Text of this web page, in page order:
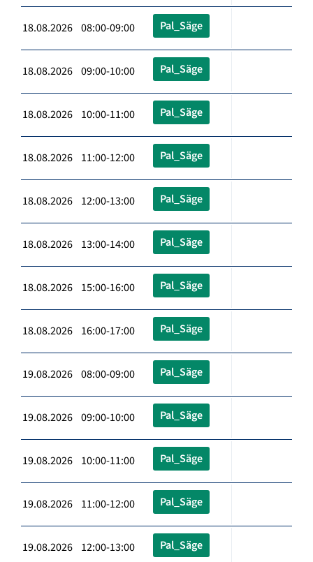
18.08.2026 08:00-09:00 Pal_Säge
18.08.2026 09:00-10:00 Pal_Säge
18.08.2026 10:00-11:00 Pal_Säge
18.08.2026 11:00-12:00 Pal_Säge
18.08.2026 12:00-13:00 Pal_Säge
18.08.2026 13:00-14:00 Pal_Säge
18.08.2026 15:00-16:00 Pal_Säge
18.08.2026 16:00-17:00 Pal_Säge
19.08.2026 08:00-09:00 Pal_Säge
19.08.2026 09:00-10:00 Pal_Säge
19.08.2026 10:00-11:00 Pal_Säge
19.08.2026 11:00-12:00 Pal_Säge
19.08.2026 12:00-13:00 Pal_Säge